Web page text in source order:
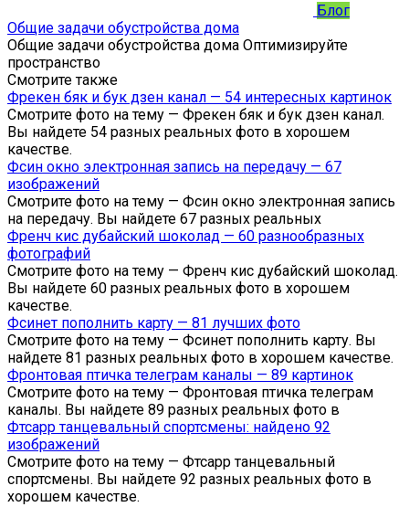
Блог
Общие задачи обустройства дома
Общие задачи обустройства дома Оптимизируйте
пространство
Смотрите также
Фрекен бяк и бук дзен канал — 54 интересных картинок
Смотрите фото на тему — Фрекен бяк и бук дзен канал.
Вы найдете 54 разных реальных фото в хорошем
качестве.
Фсин окно электронная запись на передачу — 67
изображений
Смотрите фото на тему — Фсин окно электронная запись
на передачу. Вы найдете 67 разных реальных
Френч кис дубайский шоколад — 60 разнообразных
фотографий
Смотрите фото на тему — Френч кис дубайский шоколад.
Вы найдете 60 разных реальных фото в хорошем
качестве.
Фсинет пополнить карту — 81 лучших фото
Смотрите фото на тему — Фсинет пополнить карту. Вы
найдете 81 разных реальных фото в хорошем качестве.
Фронтовая птичка телеграм каналы — 89 картинок
Смотрите фото на тему — Фронтовая птичка телеграм
каналы. Вы найдете 89 разных реальных фото в
Фтсарр танцевальный спортсмены: найдено 92
изображений
Смотрите фото на тему — Фтсарр танцевальный
спортсмены. Вы найдете 92 разных реальных фото в
хорошем качестве.